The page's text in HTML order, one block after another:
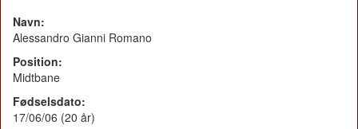
Navn:
Alessandro Gianni Romano
Position:
Midtbane
Fødselsdato:
17/06/06 (20 år)